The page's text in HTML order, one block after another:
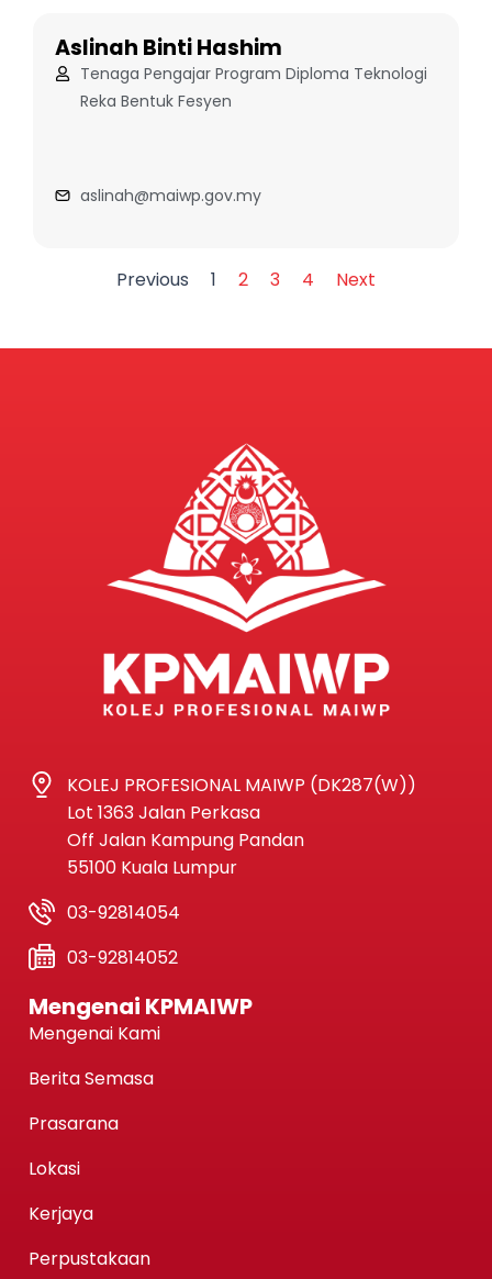
Aslinah Binti Hashim
Tenaga Pengajar Program Diploma Teknologi
Reka Bentuk Fesyen
aslinah@maiwp.gov.my
Previous 1 2 3 4 Next
KOLEJ PROFESIONAL MAIWP (DK287(W))
Lot 1363 Jalan Perkasa
Off Jalan Kampung Pandan
55100 Kuala Lumpur
03-92814054
03-92814052
Mengenai KPMAIWP
Mengenai Kami
Berita Semasa
Prasarana
Lokasi
Kerjaya
Perpustakaan